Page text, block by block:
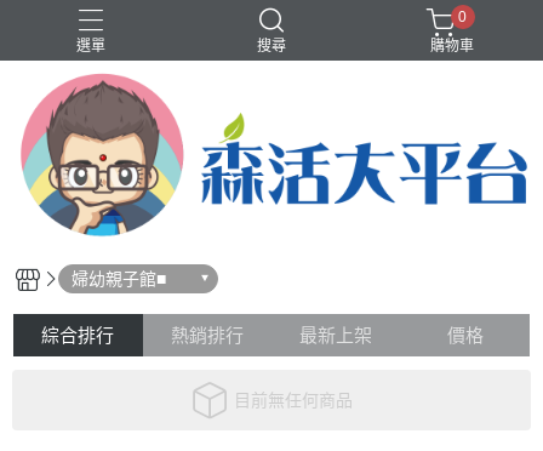
選單 搜尋
❤️洗沐護快選專區❤️ 歡樂智多星介紹
輕體、代謝
香水、香氛
0
購物車
婦幼親子館■
綜合排行 熱銷排行 最新上架 價格
目前無任何商品